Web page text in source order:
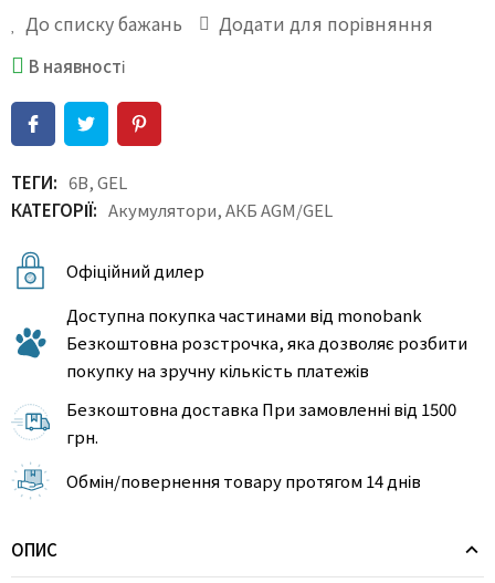
До списку бажань Додати для порівняння
В наявності
ТЕГИ: 6В,GEL
КАТЕГОРІЇ: Акумулятори,АКБ AGM/GEL
Офіційний дилер
Доступна покупка частинами від monobank
Безкоштовна розстрочка, яка дозволяє розбити
покупку на зручну кількість платежів
Безкоштовна доставка При замовленні від 1500
грн.
Обмін/повернення товару протягом 14 днів
ОПИС